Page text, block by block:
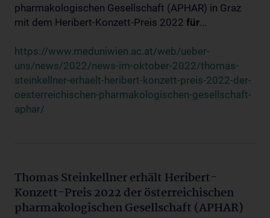
pharmakologischen Gesellschaft (APHAR) in Graz
mit dem Heribert-Konzett-Preis 2022 für...
https://www.meduniwien.ac.at/web/ueber-
uns/news/2022/news-im-oktober-2022/thomas-
steinkellner-erhaelt-heribert-konzett-preis-2022-der-
oesterreichischen-pharmakologischen-gesellschaft-
aphar/
Thomas Steinkellner erhält Heribert-
Konzett-Preis 2022 der österreichischen
pharmakologischen Gesellschaft (APHAR)